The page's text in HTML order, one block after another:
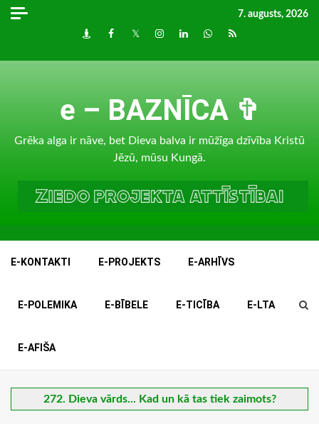
Skip
7. augusts, 2026
DraugiemFacebook
TwitterInstagram
LinkedInwhatsapp
RSS
e – BAZNĪCA ✞
Grēka alga ir nāve, bet Dieva balva ir mūžīga dzīvība Kristū
Jēzū, mūsu Kungā.
E-KONTAKTI E-PROJEKTS E-ARHĪVS
E-POLEMIKA E-BĪBELE E-TICĪBA E-LTA
E-AFIŠA
272. Dieva vārds... Kad un kā tas tiek zaimots?